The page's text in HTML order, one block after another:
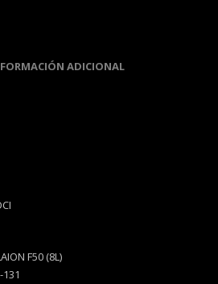
ADICIONAL
F50 (8L)
131